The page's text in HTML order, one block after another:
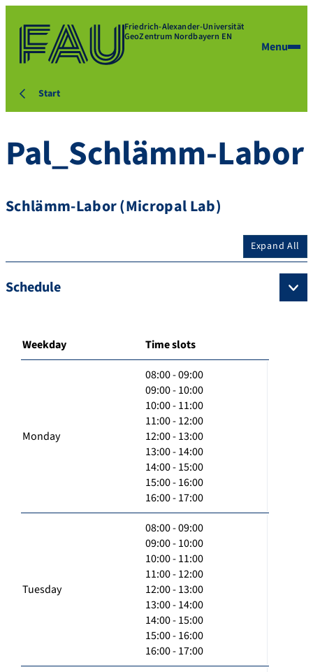
Friedrich-Alexander-Universität
GeoZentrum Nordbayern EN
Menu
Start
Pal_Schlämm-Labor
Schlämm-Labor (Micropal Lab)
Expand All
Schedule
Weekday Time slots
Monday
08:00 - 09:00
09:00 - 10:00
10:00 - 11:00
11:00 - 12:00
12:00 - 13:00
13:00 - 14:00
14:00 - 15:00
15:00 - 16:00
16:00 - 17:00
Tuesday
08:00 - 09:00
09:00 - 10:00
10:00 - 11:00
11:00 - 12:00
12:00 - 13:00
13:00 - 14:00
14:00 - 15:00
15:00 - 16:00
16:00 - 17:00